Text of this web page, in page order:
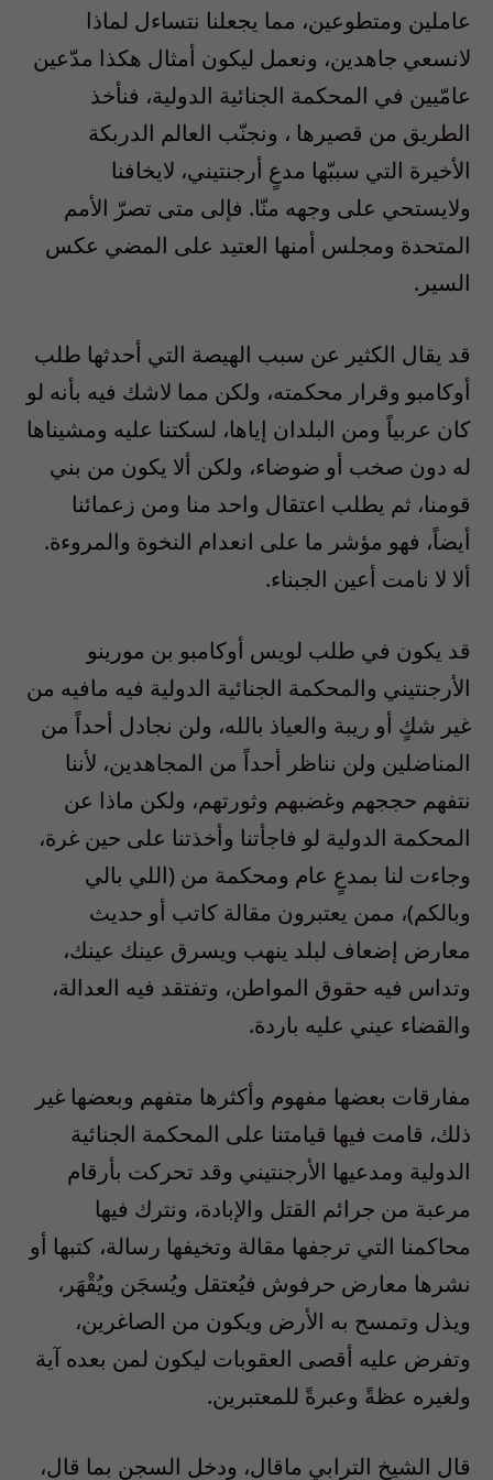
عاملين ومتطوعين، مما يجعلنا نتساءل لماذا
لانسعي جاهدين، ونعمل ليكون أمثال هكذا مدّعين
عامّيين في المحكمة الجنائية الدولية، فنأخذ
الطريق من قصيرها ، ونجنّب العالم الدربكة
الأخيرة التي سببّها مدعٍ أرجنتيني، لايخافنا
ولايستحي على وجهه منّا. فإلى متى تصرّ الأمم
المتحدة ومجلس أمنها العتيد على المضي عكس
السير.
قد يقال الكثير عن سبب الهيصة التي أحدثها طلب
أوكامبو وقرار محكمته، ولكن مما لاشك فيه بأنه لو
كان عربياً ومن البلدان إياها، لسكتنا عليه ومشيناها
له دون صخب أو ضوضاء، ولكن ألا يكون من بني
قومنا، ثم يطلب اعتقال واحد منا ومن زعمائنا
أيضاً، فهو مؤشر ما على انعدام النخوة والمروءة.
ألا لا نامت أعين الجبناء.
قد يكون في طلب لويس أوكامبو بن مورينو
الأرجنتيني والمحكمة الجنائية الدولية فيه مافيه من
غير شكٍ أو ريبة والعياذ بالله، ولن نجادل أحداً من
المناضلين ولن نناظر أحداً من المجاهدين، لأننا
نتفهم حججهم وغضبهم وثورتهم، ولكن ماذا عن
المحكمة الدولية لو فاجأتنا وأخذتنا على حين غرة،
وجاءت لنا بمدعٍ عام ومحكمة من (اللي بالي
وبالكم)، ممن يعتبرون مقالة كاتب أو حديث
معارض إضعاف لبلد ينهب ويسرق عينك عينك،
وتداس فيه حقوق المواطن، وتفتقد فيه العدالة،
والقضاء عيني عليه باردة.
مفارقات بعضها مفهوم وأكثرها متفهم وبعضها غير
ذلك، قامت فيها قيامتنا على المحكمة الجنائية
الدولية ومدعيها الأرجنتيني وقد تحركت بأرقام
مرعبة من جرائم القتل والإبادة، ونترك فيها
محاكمنا التي ترجفها مقالة وتخيفها رسالة، كتبها أو
نشرها معارض حرفوش فيُعتقل ويُسجَن ويُقْهَر،
ويذل وتمسح به الأرض ويكون من الصاغرين،
وتفرض عليه أقصى العقوبات ليكون لمن بعده آية
ولغيره عظةً وعبرةً للمعتبرين.
قال الشيخ الترابي ماقال، ودخل السجن بما قال،